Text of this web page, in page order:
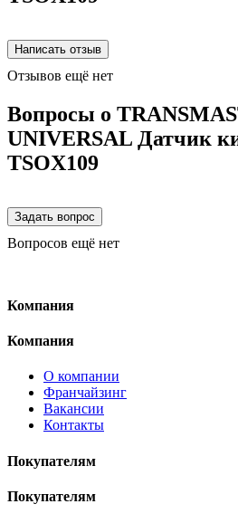
Отзывов ещё нет
Вопросы о
UNIVERSAL Датчик
TSOX109
Вопросов ещё нет
Компания
Компания
О компании
Франчайзинг
Вакансии
Контакты
Покупателям
Покупателям